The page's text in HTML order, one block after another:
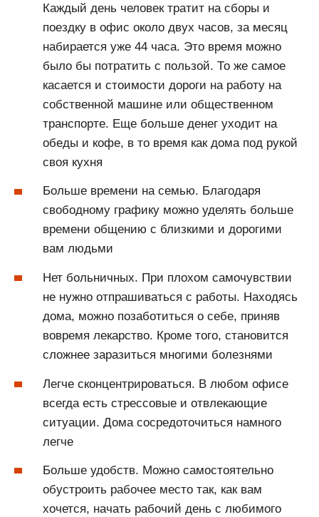
Каждый день человек тратит на сборы и
поездку в офис около двух часов, за месяц
набирается уже 44 часа. Это время можно
было бы потратить с пользой. То же самое
касается и стоимости дороги на работу на
собственной машине или общественном
транспорте. Еще больше денег уходит на
обеды и кофе, в то время как дома под рукой
своя кухня
Больше времени на семью. Благодаря
свободному графику можно уделять больше
времени общению с близкими и дорогими
вам людьми
Нет больничных. При плохом самочувствии
не нужно отпрашиваться с работы. Находясь
дома, можно позаботиться о себе, приняв
вовремя лекарство. Кроме того, становится
сложнее заразиться многими болезнями
Легче сконцентрироваться. В любом офисе
всегда есть стрессовые и отвлекающие
ситуации. Дома сосредоточиться намного
легче
Больше удобств. Можно самостоятельно
обустроить рабочее место так, как вам
хочется, начать рабочий день с любимого